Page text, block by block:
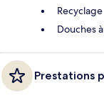
Recyclage
Douches
Prestations